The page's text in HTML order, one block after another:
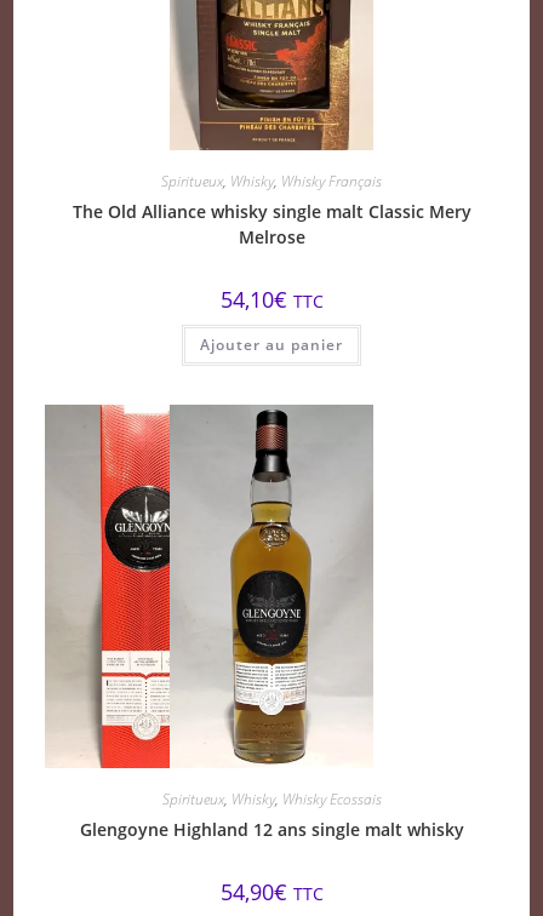
Spiritueux, Whisky, Whisky Français
The Old Alliance whisky single malt Classic Mery
Melrose
54,10€ TTC
Ajouter au panier
Spiritueux, Whisky, Whisky Ecossais
Glengoyne Highland 12 ans single malt whisky
54,90€ TTC